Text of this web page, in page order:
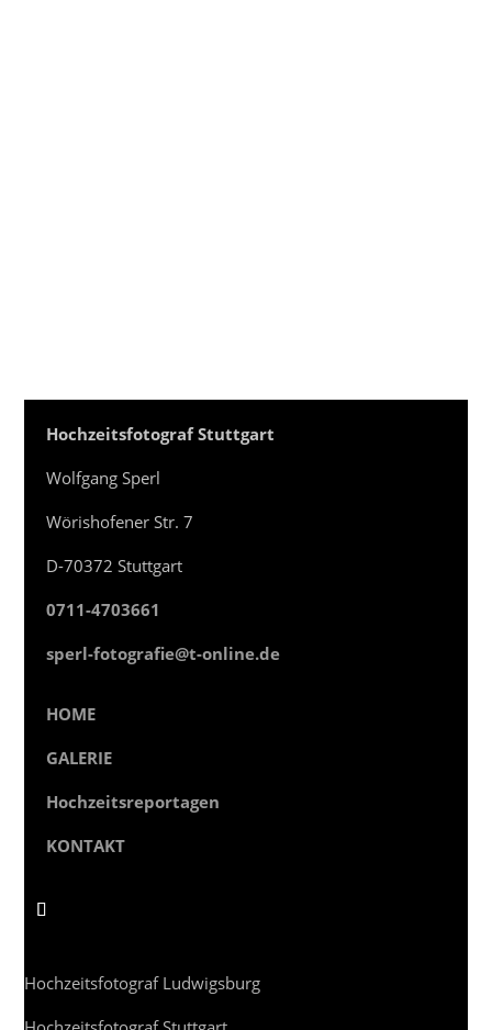
Hochzeitsfotograf Stuttgart
Wolfgang Sperl
Wörishofener Str. 7
D-70372 Stuttgart
0711-4703661
sperl-fotografie@t-online.de
HOME
GALERIE
Hochzeitsreportagen
KONTAKT
Hochzeitsfotograf Ludwigsburg